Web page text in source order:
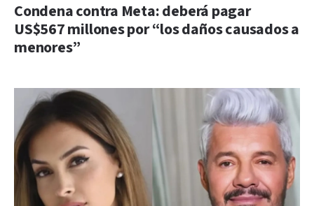
Condena contra Meta: deberá pagar
US$567 millones por “los daños causados a
menores”